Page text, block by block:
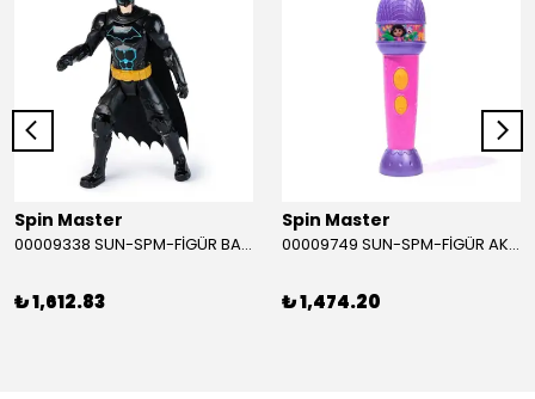
Spin Master
00009338 SUN-SPM-FİGÜR BATMAN NİNJA STRIKE 30 CM. EXC.
₺ 1,612.83
Spin Master
00009749 SUN-SPM-FİGÜR AKS. DORA MİKROFON YAĞMUR ORMANI RİTMİ (DORA) SESLİ
₺ 1,474.20